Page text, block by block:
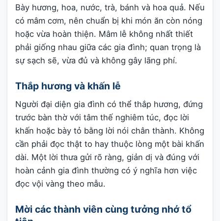
Bày hương, hoa, nước, trà, bánh và hoa quả. Nếu
có mâm cơm, nên chuẩn bị khi món ăn còn nóng
hoặc vừa hoàn thiện. Mâm lễ không nhất thiết
phải giống nhau giữa các gia đình; quan trọng là
sự sạch sẽ, vừa đủ và không gây lãng phí.
Thắp hương và khấn lễ
Người đại diện gia đình có thể thắp hương, đứng
trước bàn thờ với tâm thế nghiêm túc, đọc lời
khấn hoặc bày tỏ bằng lời nói chân thành. Không
cần phải đọc thật to hay thuộc lòng một bài khấn
dài. Một lời thưa gửi rõ ràng, giản dị và đúng với
hoàn cảnh gia đình thường có ý nghĩa hơn việc
đọc vội vàng theo mẫu.
Mời các thành viên cùng tưởng nhớ tổ